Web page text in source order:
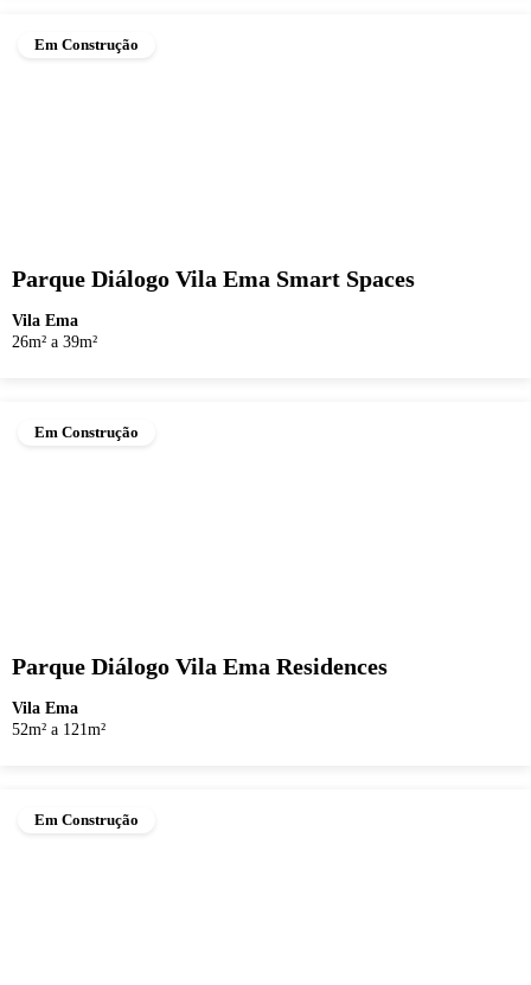
Em Construção
Parque Diálogo Vila Ema Smart Spaces
Vila Ema
26m² a 39m²
Em Construção
Parque Diálogo Vila Ema Residences
Vila Ema
52m² a 121m²
Em Construção